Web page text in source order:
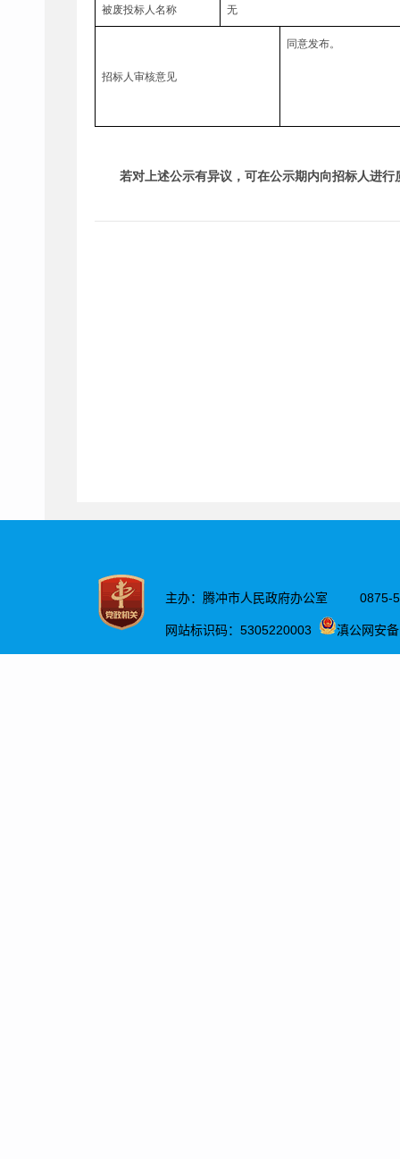
被废投标人名称 无
招标人审核意见
同意发布。
若对上述公示有异议，可在公示期内向招标人进